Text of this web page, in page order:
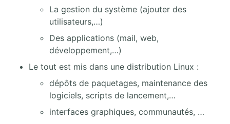
La gestion du système (ajouter des
utilisateurs,…)
Des applications (mail, web,
développement,…)
Le tout est mis dans une distribution Linux :
dépôts de paquetages, maintenance des
logiciels, scripts de lancement,…
interfaces graphiques, communautés, …